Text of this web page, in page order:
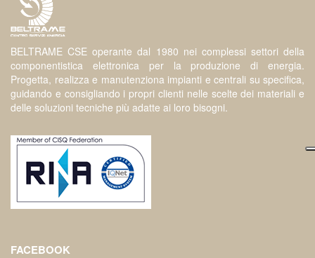
BELTRAME CSE operante dal 1980 nei complessi settori della
componentistica elettronica per la produzione di energia.
Progetta, realizza e manutenziona impianti e centrali su specifica,
guidando e consigliando i propri clienti nelle scelte dei materiali e
delle soluzioni tecniche più adatte ai loro bisogni.
FACEBOOK